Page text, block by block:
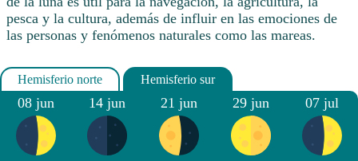
pesca y la cultura, además de influir en las emociones de
las personas y fenómenos naturales como las mareas.
08 jun 14 jun 21 jun 29 jun 07 jul